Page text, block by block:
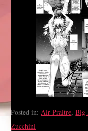
Posted in: Air Praitre,Big
Zucchini